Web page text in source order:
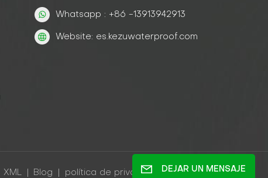
Whatsapp : +86 -13913942913
Website: es.kezuwaterproof.com
XML Blog política de privacidad DEJAR UN MENSAJE